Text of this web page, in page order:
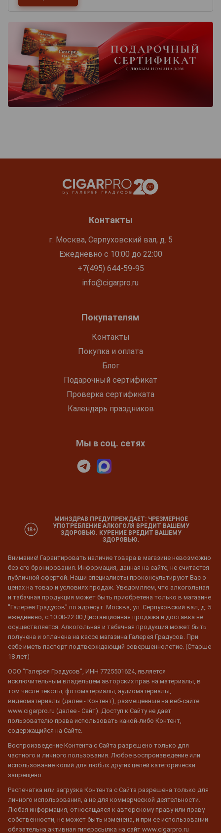
Контакты
г. Москва, Серпуховский вал, д. 5
Ежедневно с 10:00 до 22:00
+7(495) 644-59-95
info@cigarpro.ru
Покупателям
Контакты
Покупка и оплата
Блог
Подарочный сертификат
Проверка сертификата
Календарь праздников
Мы в соц. сетях
МИНЗДРАВ ПРЕДУПРЕЖДАЕТ: ЧРЕЗМЕРНОЕ
УПОТРЕБЛЕНИЕ АЛКОГОЛЯ ВРЕДИТ ВАШЕМУ
ЗДОРОВЬЮ. КУРЕНИЕ ВРЕДИТ ВАШЕМУ
ЗДОРОВЬЮ.
Внимание! Гарантировать наличие товара в магазине невозможно
без его бронирования. Информация, данная на сайте, не считается
публичной офертой. Наши специалисты проконсультируют Вас о
ценах на товар и условиях продаж. Уведомляем, что алкогольная
и табачная продукция может быть приобретена только в магазине
"Галерея Градусов" по адресу г. Москва, ул. Серпуховский вал, д. 5
ежедневно, с 10:00-22:00 Дистанционная продажа и доставка не
осуществляется. Алкогольная и табачная продукция может быть
получена и оплачена на кассе магазина Галерея Градусов. При
себе иметь паспорт подтверждающий совершеннолетие. (Старше
18 лет)
ООО "Галерея Градусов", ИНН 7725501624, является
исключительным владельцем авторских прав на материалы, в
том числе тексты, фотоматериалы, аудиоматериалы,
видеоматериалы (далее - Контент), размещенные на веб-сайте
www.cigarpro.ru (далее - Сайт). Доступ к Сайту не дает
пользователю права использовать какой-либо Контент,
содержащийся на Сайте.
Воспроизведение Контента с Сайта разрешено только для
частного и личного пользования. Любое воспроизведение или
использование копий для любых других целей категорически
запрещено.
Распечатка или загрузка Контента с Сайта разрешена только для
личного использования, а не для коммерческой деятельности.
Любая информация, относящаяся к авторскому праву или праву
собственности, не может быть изменена, и при ее использовании
обязательна активная гиперссылка на сайт www.cigarpro.ru